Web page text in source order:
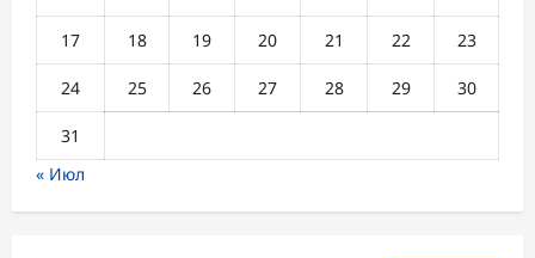
17 18 19 20 21 22 23
24 25 26 27 28 29 30
31
« Июл